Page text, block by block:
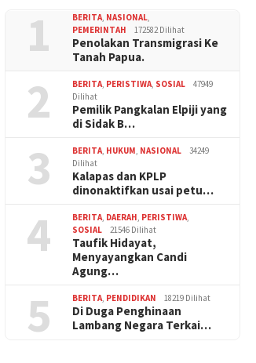
1 BERITA, NASIONAL,
PEMERINTAH
172582 Dilihat
Penolakan Transmigrasi Ke
Tanah Papua.
2 BERITA, PERISTIWA, SOSIAL
47949
Dilihat
Pemilik Pangkalan Elpiji yang
di Sidak B…
3 BERITA, HUKUM, NASIONAL
34249
Dilihat
Kalapas dan KPLP
dinonaktifkan usai petu…
4 BERITA, DAERAH, PERISTIWA,
SOSIAL
21546 Dilihat
Taufik Hidayat,
Menyayangkan Candi
Agung…
5 BERITA, PENDIDIKAN 18219 Dilihat
Di Duga Penghinaan
Lambang Negara Terkai…